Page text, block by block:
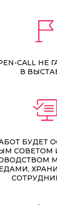
CALL НЕ
В
БУДЕТ
СОВЕТОМ